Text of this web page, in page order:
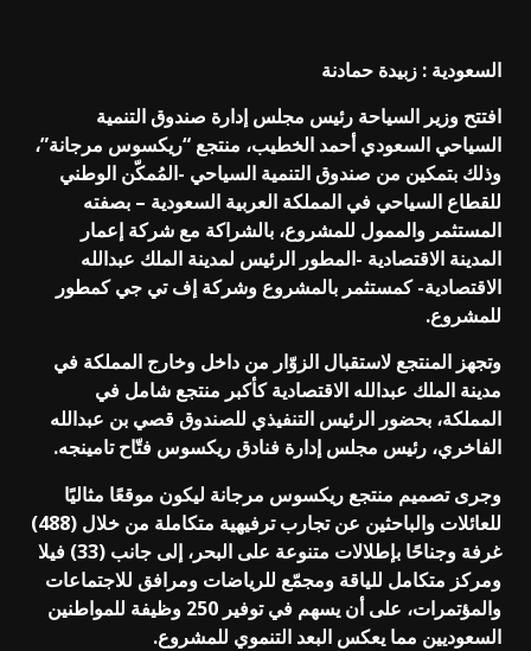
السعودية : زبيدة حمادنة
افتتح وزير السياحة رئيس مجلس إدارة صندوق التنمية
السياحي السعودي أحمد الخطيب، منتجع “ريكسوس مرجانة”،
وذلك بتمكين من صندوق التنمية السياحي -المُمكّن الوطني
للقطاع السياحي في المملكة العربية السعودية – بصفته
المستثمر والممول للمشروع، بالشراكة مع شركة إعمار
المدينة الاقتصادية -المطور الرئيس لمدينة الملك عبدالله
الاقتصادية- كمستثمر بالمشروع وشركة إف تي جي كمطور
للمشروع.
وتجهز المنتجع لاستقبال الزوّار من داخل وخارج المملكة في
مدينة الملك عبدالله الاقتصادية كأكبر منتجع شامل في
المملكة، بحضور الرئيس التنفيذي للصندوق قصي بن عبدالله
الفاخري، رئيس مجلس إدارة فنادق ريكسوس فتّاح تامينجه.
وجرى تصميم منتجع ريكسوس مرجانة ليكون موقعًا مثاليًا
للعائلات والباحثين عن تجارب ترفيهية متكاملة من خلال (488)
غرفة وجناحًا بإطلالات متنوعة على البحر، إلى جانب (33) فيلا
ومركز متكامل للياقة ومجمّع للرياضات ومرافق للاجتماعات
والمؤتمرات، على أن يسهم في توفير 250 وظيفة للمواطنين
السعوديين مما يعكس البعد التنموي للمشروع.